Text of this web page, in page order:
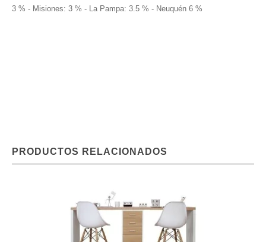
3 % - Misiones: 3 % - La Pampa: 3.5 % - Neuquén 6 %
PRODUCTOS RELACIONADOS